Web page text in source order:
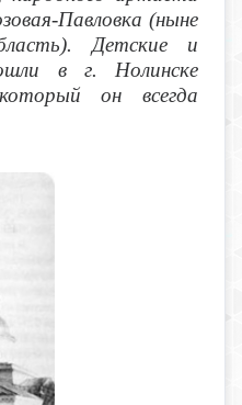
Павловка (ныне
Детские и
в г. Нолинске
он всегда